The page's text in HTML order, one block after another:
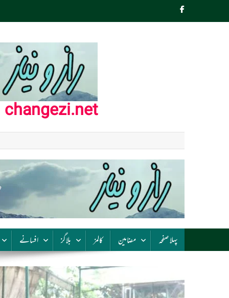
to
changezi.net
پہلا صفحہ مضامین کالمز بلاگز افسانے